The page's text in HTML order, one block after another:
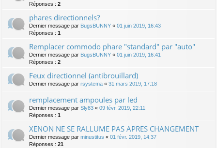
Réponses : 2
phares directionnels?
Dernier message par BugsBUNNY « 01 juin 2019, 16:43
Réponses : 1
Remplacer commodo phare "standard" par "auto"
Dernier message par BugsBUNNY « 01 juin 2019, 16:41
Réponses : 2
Feux directionnel (antibrouillard)
Dernier message par rsystema « 31 mars 2019, 17:18
remplacement ampoules par led
Dernier message par Sly83 « 09 févr. 2019, 22:11
Réponses : 1
XENON NE SE RALLUME PAS APRES CHANGEMENT
Dernier message par minustitus « 01 févr. 2019, 14:37
Réponses : 21